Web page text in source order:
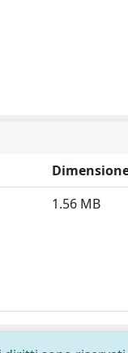
1.56 MB